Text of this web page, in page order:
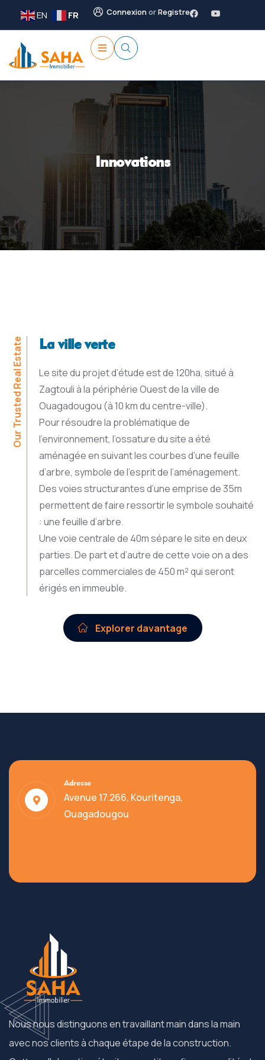
EN FR ConnexionorRegistre
Innovations
Our Trusted Real Estate La ville verte
Le site du projet d’étude est de 120ha, situé à
Zagtouli à la périphérie Ouest de la ville de
Ouagadougou (à 10 km du centre-ville).
Pour résoudre la problématique de
l’environnement, l’ossature du site a été
aménagée en suivant les courbes d’une feuille
d’arbre, symbole de l’esprit de l’aménagement.
Des voies structurantes d’une emprise de 35m
permettent de faire ressortir le symbole souhaité
: une feuille d’arbre.
Une voie centrale de 40m sépare le site en deux
parties. De part et d’autre de cette voie on a des
parcelles commerciales de 450 m² qui seront
érigés en immeuble.
Explorer davantage
Adresse
Avenue 17.266, Kouritenga,
Ouagadougou
Nous nous distinguons en travaillant main dans la main
avec nos clients à chaque étape de la construction.